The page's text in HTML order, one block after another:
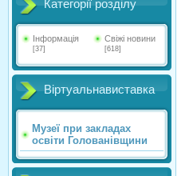
Категорії розділу
Інформація
[37]
Свіжі новини
[618]
Віртуальнавиставка
Музеї при закладах
освіти Голованівщини